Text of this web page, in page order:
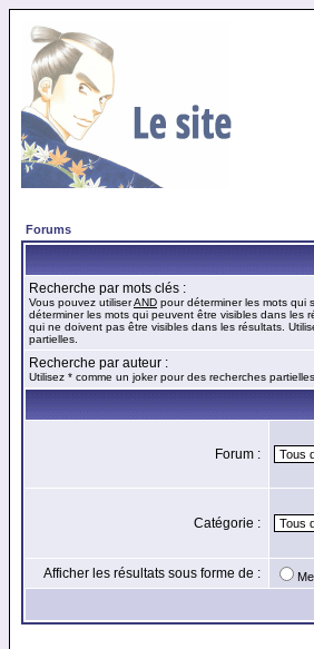
Forums
Recherche par mots clés :
Vous pouvez utiliserAND pour déterminer les mots qui
déterminer les mots qui peuvent être visibles dans les
qui ne doivent pas être visibles dans les résultats.
partielles.
Recherche par auteur :
Utilisez * comme un joker pour des recherches partielles.
Forum :
Catégorie :
Afficher les résultats sous forme de :